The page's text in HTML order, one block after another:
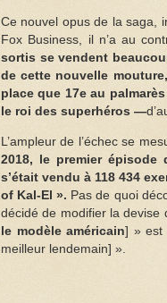
Ce nouvel opus de la saga,
Fox Business, il n’a au
sortis se vendent
de cette nouvelle
place que 17e au
le roi des superhéros —
L’ampleur de l’échec se
2018, le premier
s’était vendu à 118 434
of Kal-El ». Pas de quoi
décidé de modifier la devise
le modèle américain] » est
meilleur lendemain] ».